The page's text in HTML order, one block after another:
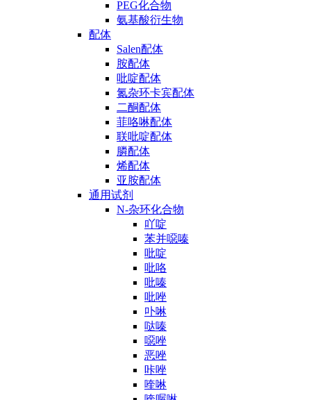
PEG化合物
氨基酸衍生物
配体
Salen配体
胺配体
吡啶配体
氮杂环卡宾配体
二酮配体
菲咯啉配体
联吡啶配体
膦配体
烯配体
亚胺配体
通用试剂
N-杂环化合物
吖啶
苯并噁嗪
吡啶
吡咯
吡嗪
吡唑
卟啉
哒嗪
噁唑
恶唑
咔唑
喹啉